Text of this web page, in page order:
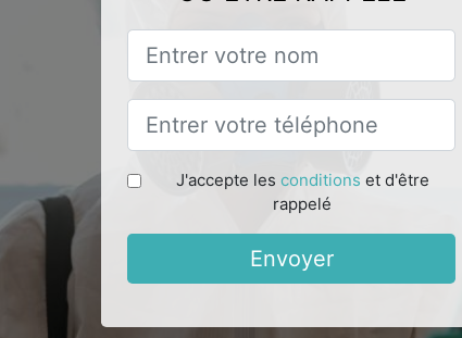
J'accepte les conditions et d'être
rappelé
Envoyer